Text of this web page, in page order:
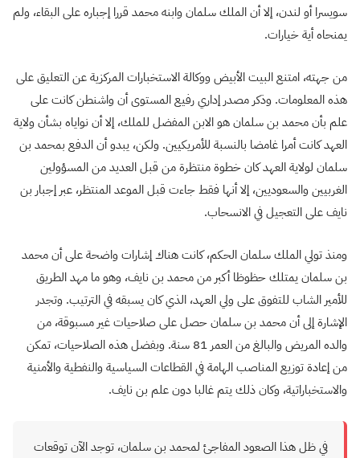
سويسرا أو لندن، إلا أن الملك سلمان وابنه محمد قررا إجباره على البقاء، ولم
يمنحاه أية خيارات.
من جهته، امتنع البيت الأبيض ووكالة الاستخبارات المركزية عن التعليق على
هذه المعلومات. وذكر مصدر إداري رفيع المستوى أن واشنطن كانت على
علم بأن محمد بن سلمان هو الابن المفضل للملك، إلا أن نواياه بشأن ولاية
العهد كانت أمرا غامضا بالنسبة للأمريكيين. ولكن، يبدو أن الدفع بمحمد بن
سلمان لولاية العهد كان خطوة منتظرة من قبل العديد من المسؤولين
الغربيين والسعوديين، إلا أنها فقط جاءت قبل الموعد المنتظر، عبر إجبار بن
نايف على التعجيل في الانسحاب.
ومنذ تولي الملك سلمان الحكم، كانت هناك إشارات واضحة على أن محمد
بن سلمان يمتلك حظوظا أكبر من محمد بن نايف، وهو ما مهد الطريق
للأمير الشاب للتفوق على ولي العهد، الذي كان يسبقه في الترتيب. وتجدر
الإشارة إلى أن محمد بن سلمان حصل على صلاحيات غير مسبوقة، من
والده المريض والبالغ من العمر 81 سنة. وبفضل هذه الصلاحيات، تمكن
من إعادة توزيع المناصب الهامة في القطاعات السياسية والنفطية والأمنية
والاستخباراتية، وكان ذلك يتم غالبا دون علم بن نايف.
في ظل هذا الصعود المفاجئ لمحمد بن سلمان، توجد الآن توقعات